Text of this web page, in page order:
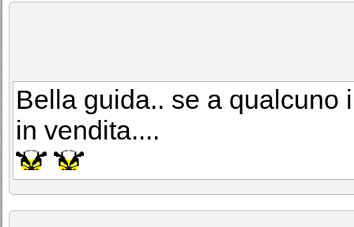
Bella guida.. se a qualcuno
in vendita....